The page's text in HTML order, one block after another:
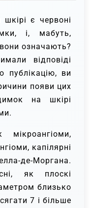
є червоні
і, мабуть,
означають?
відповіді
публікацію, ви
появи цих
на шкірі
капілярні
де-Моргана.
як плоскі
близько
7 і більше